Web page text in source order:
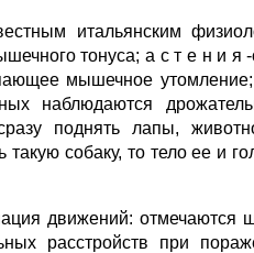
итальянским
тонуса; а с т е н и я
мышечное
наблюдаются
поднять лапы,
собаку, то тело ее и
движений: отмечаются
расстройств при